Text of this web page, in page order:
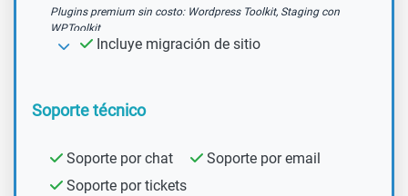
Plugins premium sin costo: Wordpress Toolkit, Staging con
WPToolkit
Incluye migración de sitio
Soporte técnico
Soporte por chat
Soporte por email
Soporte por tickets